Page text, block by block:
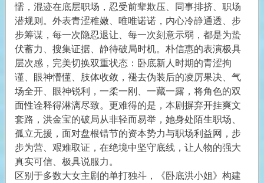
懦，混迹在底层职场，忍受前辈欺压、同事排挤、职场
潜规则。外表青涩稚嫩、唯唯诺诺，内心冷静通透、步
步筹谋，每一次隐忍退让、每一次刻意示弱，都是为蛰
伏蓄力、搜集证据、静待破局时机。朴信惠的表演极具
层次感，完美切换双重状态：卧底新人时期的青涩拘
谨、眼神懵懂、肢体收敛，褪去伪装后的凌厉果决、气
场全开、眼神锐利，一柔一刚、一藏一露，将角色的双
面性诠释得淋漓尽致。更难得的是，本剧摒弃开挂爽文
套路，洪金宝的破局从非轻而易举，她身处陌生职场、
孤立无援，面对盘根错节的资本势力与职场利益网，步
步为营、艰难取证，在绝境中坚守底线，让人物的强大
真实可信、极具说服力。
区别于多数大女主剧的单打独斗，《卧底洪小姐》构建